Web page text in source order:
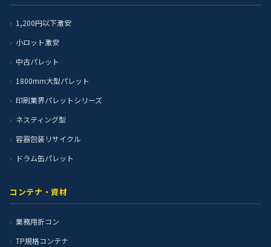
1,200円以下激安
小ロット激安
中古パレット
1800mm大型パレット
印刷業界パレットシリーズ
ネスティング型
容器包装リサイクル
ドラム缶パレット
コンテナ・資材
業務用折コン
TP規格コンテナ